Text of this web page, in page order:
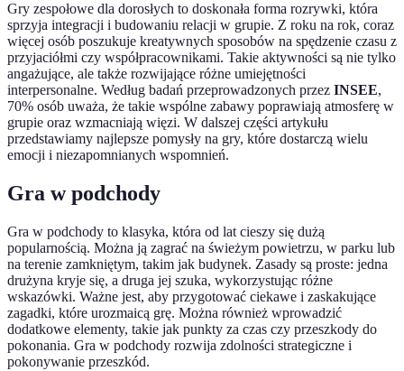
Gry zespołowe dla dorosłych to doskonała forma rozrywki, która
sprzyja integracji i budowaniu relacji w grupie. Z roku na rok, coraz
więcej osób poszukuje kreatywnych sposobów na spędzenie czasu z
przyjaciółmi czy współpracownikami. Takie aktywności są nie tylko
angażujące, ale także rozwijające różne umiejętności
interpersonalne. Według badań przeprowadzonych przez INSEE,
70% osób uważa, że takie wspólne zabawy poprawiają atmosferę w
grupie oraz wzmacniają więzi. W dalszej części artykułu
przedstawiamy najlepsze pomysły na gry, które dostarczą wielu
emocji i niezapomnianych wspomnień.
Gra w podchody
Gra w podchody to klasyka, która od lat cieszy się dużą
popularnością. Można ją zagrać na świeżym powietrzu, w parku lub
na terenie zamkniętym, takim jak budynek. Zasady są proste: jedna
drużyna kryje się, a druga jej szuka, wykorzystując różne
wskazówki. Ważne jest, aby przygotować ciekawe i zaskakujące
zagadki, które urozmaicą grę. Można również wprowadzić
dodatkowe elementy, takie jak punkty za czas czy przeszkody do
pokonania. Gra w podchody rozwija zdolności strategiczne i
pokonywanie przeszkód.